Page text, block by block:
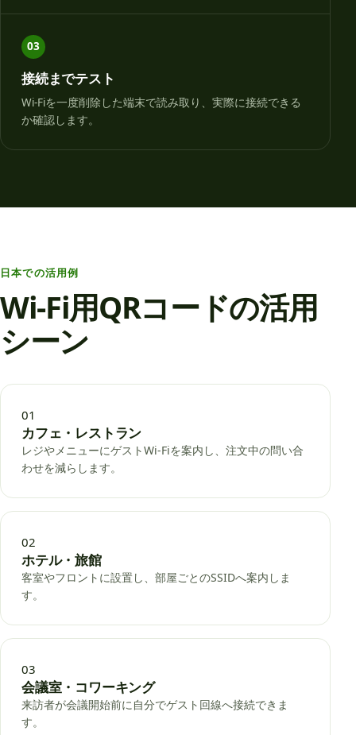
03
接続までテスト
Wi-Fiを一度削除した端末で読み取り、実際に接続できる
か確認します。
日本での活用例
Wi-Fi用QRコードの活用
シーン
01
カフェ・レストラン
レジやメニューにゲストWi-Fiを案内し、注文中の問い合
わせを減らします。
02
ホテル・旅館
客室やフロントに設置し、部屋ごとのSSIDへ案内しま
す。
03
会議室・コワーキング
来訪者が会議開始前に自分でゲスト回線へ接続できま
す。